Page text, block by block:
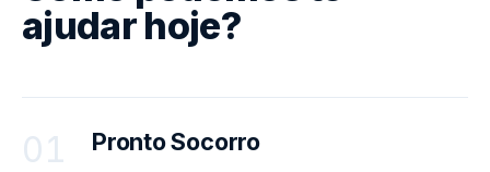
ajudar hoje?
01 Pronto Socorro